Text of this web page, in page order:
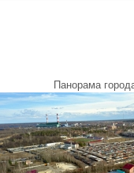
Панорама